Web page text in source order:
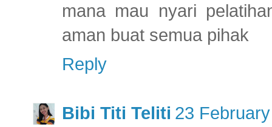
mana mau nyari
aman buat semua pihak
Reply
Bibi Titi Teliti 23